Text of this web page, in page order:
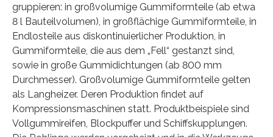
gruppieren: in großvolumige Gummiformteile (ab etwa
8 l Bauteilvolumen), in großflächige Gummiformteile, in
Endlosteile aus diskontinuierlicher Produktion, in
Gummiformteile, die aus dem „Fell“ gestanzt sind,
sowie in große Gummidichtungen (ab 800 mm
Durchmesser). Großvolumige Gummiformteile gelten
als Langheizer. Deren Produktion findet auf
Kompressionsmaschinen statt. Produktbeispiele sind
Vollgummireifen, Blockpuffer und Schiffskupplungen.